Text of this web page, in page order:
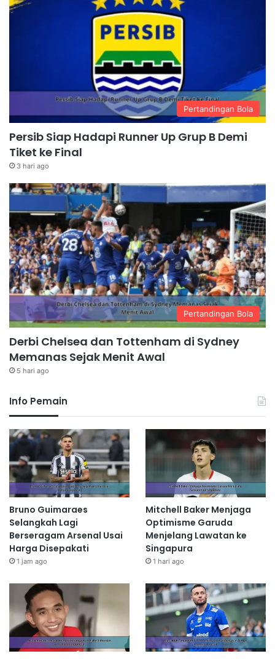
Pertandingan Bola
Persib Siap Hadapi Runner Up Grup B Demi
Tiket ke Final
3 hari ago
Pertandingan Bola
Derbi Chelsea dan Tottenham di Sydney
Memanas Sejak Menit Awal
5 hari ago
Info Pemain
Bruno Guimaraes
Selangkah Lagi
Berseragam Arsenal Usai
Harga Disepakati
1 jam ago
Mitchell Baker Menjaga
Optimisme Garuda
Menjelang Lawatan ke
Singapura
1 hari ago